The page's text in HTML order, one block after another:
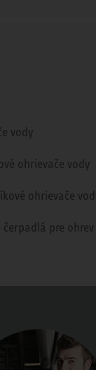
vody
ohrievače vody
ohrievače
čerpadlá pre